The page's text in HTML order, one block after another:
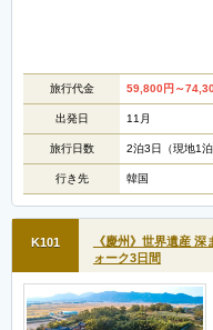
旅行代金 59,800円 ～
出発日 11月
旅行日数 2泊3日（現地1泊
行き先 韓国
K101
《慶州》世界遺産
ォーク3日間